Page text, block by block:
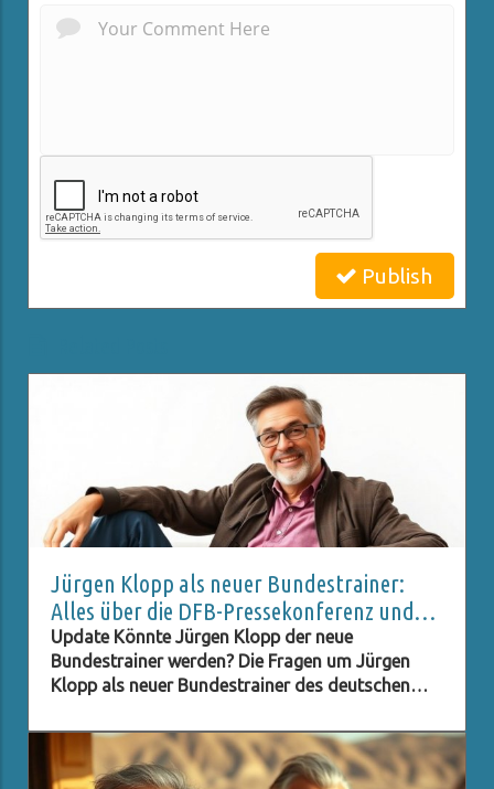
Publish
Jürgen Klopp als neuer Bundestrainer:
Alles über die DFB-Pressekonferenz und
Live-Stream
Update Könnte Jürgen Klopp der neue
Bundestrainer werden? Die Fragen um Jürgen
Klopp als neuer Bundestrainer des deutschen
Fans sind neugierig darauf, ob dieser Schritt
Realität wird. Klopp, bekannt für seinen
charismatischen Führungsstil und seine Erfolge